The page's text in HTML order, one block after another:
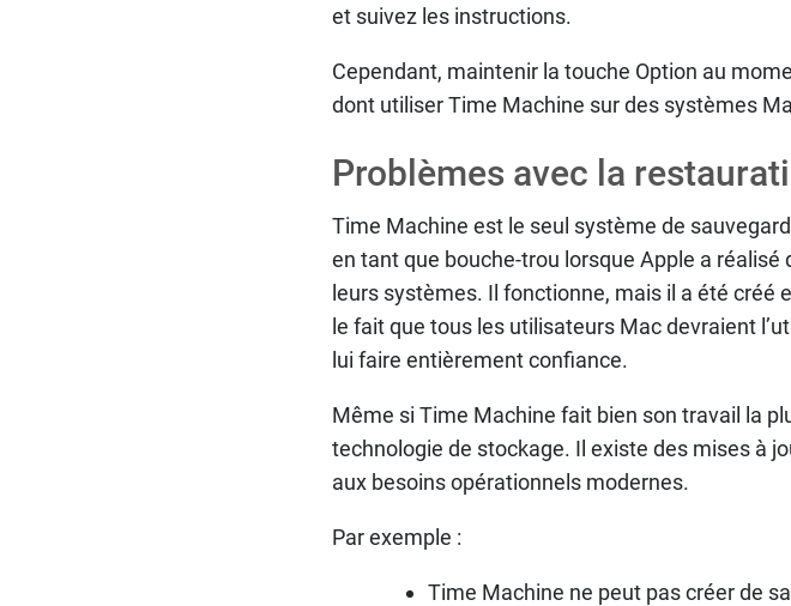
et suivez les instructions.
Cependant, maintenir la touche Option au
dont utiliser Time Machine sur des systèmes
Problèmes avec la
Time Machine est le seul système de
en tant que bouche-trou lorsque Apple a
leurs systèmes. Il fonctionne, mais il a été créé
le fait que tous les utilisateurs Mac devraient
lui faire entièrement confiance.
Même si Time Machine fait bien son travail la
technologie de stockage. Il existe des mises à
aux besoins opérationnels modernes.
Par exemple :
Time Machine ne peut pas créer de